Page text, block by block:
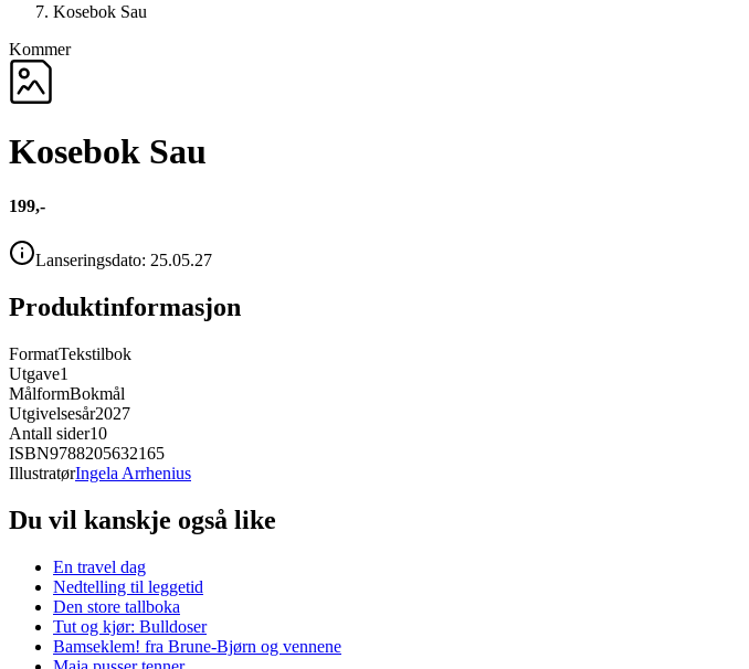
Kosebok Sau
Kommer
Kosebok Sau
199,-
Lanseringsdato: 25.05.27
Produktinformasjon
FormatTekstilbok
Utgave1
MålformBokmål
Utgivelsesår2027
Antall sider10
ISBN9788205632165
IllustratørIngela Arrhenius
Du vil kanskje også like
En travel dag
Nedtelling til leggetid
Den store tallboka
Tut og kjør: Bulldoser
Bamseklem! fra Brune-Bjørn og vennene